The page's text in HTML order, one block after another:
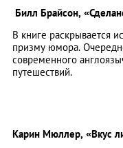
Билл Брайсон,
В книге раскрывается
призму юмора.
современного
путешествий.
Карин Мюллер, «Вкус